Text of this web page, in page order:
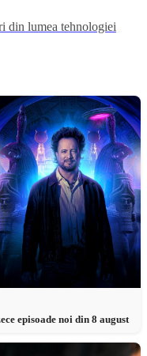
din lumea tehnologiei
episoade noi din 8 august